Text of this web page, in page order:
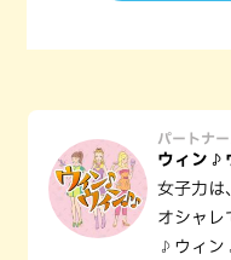
パートナ
ウィン♪
女子力は
オシャレ
♪ウィン